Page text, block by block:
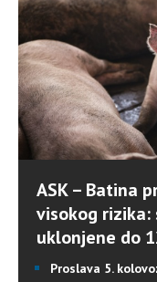
ASK – Batina
visokog rizika:
uklonjene do
Proslava 5.